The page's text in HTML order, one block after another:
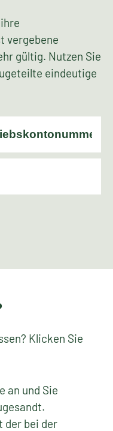
vergebene
gültig. Nutzen Sie
eindeutige
Klicken Sie
an und Sie
der bei der